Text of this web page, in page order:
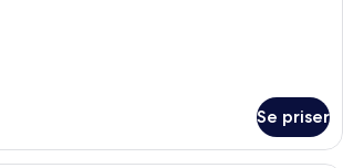
Se priser